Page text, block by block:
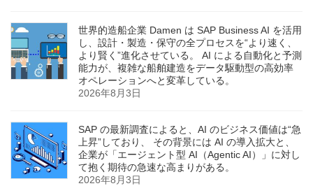
世界的造船企業 Damen は SAP Business AI を活用
し、設計・製造・保守の全プロセスを“より速く、
より賢く”進化させている。 AI による自動化と予測
能力が、複雑な船舶建造をデータ駆動型の高効率
オペレーションへと変革している。
2026年8月3日
SAP の最新調査によると、AI のビジネス価値は“急
上昇”しており、 その背景には AI の導入拡大と、
企業が「エージェント型 AI（Agentic AI）」に対し
て抱く期待の急速な高まりがある。
2026年8月3日